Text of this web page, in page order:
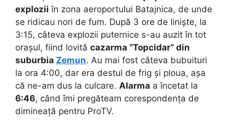
explozii în zona aeroportului Batajnica, de unde
se ridicau nori de fum. După 3 ore de liniște, la
3:15, câteva explozii puternice s-au auzit în tot
orașul, fiind lovită cazarma “Topcidar” din
suburbia Zemun. Au mai fost câteva bubuituri
la ora 4:00, dar era destul de frig și ploua, așa
că ne-am dus la culcare. Alarma a încetat la
6:46, când îmi pregăteam corespondența de
dimineață pentru ProTV.